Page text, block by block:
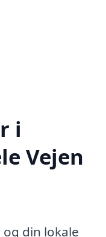
i
Vejen
din lokale